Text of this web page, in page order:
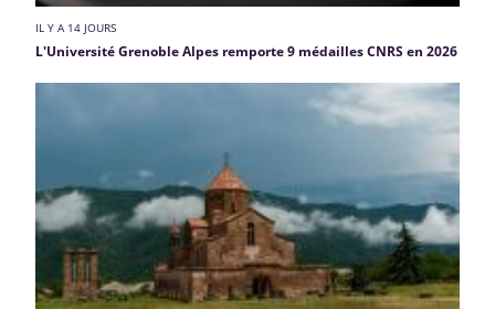
IL Y A 14 JOURS
L'Université Grenoble Alpes remporte 9 médailles CNRS en 2026